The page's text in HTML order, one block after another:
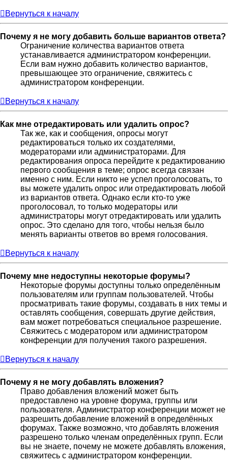
Вернуться к началу
Почему я не могу добавить больше вариантов ответа?
Ограничение количества вариантов ответа
устанавливается администратором конференции.
Если вам нужно добавить количество вариантов,
превышающее это ограничение, свяжитесь с
администратором конференции.
Вернуться к началу
Как мне отредактировать или удалить опрос?
Так же, как и сообщения, опросы могут
редактироваться только их создателями,
модераторами или администраторами. Для
редактирования опроса перейдите к редактированию
первого сообщения в теме; опрос всегда связан
именно с ним. Если никто не успел проголосовать, то
вы можете удалить опрос или отредактировать любой
из вариантов ответа. Однако если кто-то уже
проголосовал, то только модераторы или
администраторы могут отредактировать или удалить
опрос. Это сделано для того, чтобы нельзя было
менять варианты ответов во время голосования.
Вернуться к началу
Почему мне недоступны некоторые форумы?
Некоторые форумы доступны только определённым
пользователям или группам пользователей. Чтобы
просматривать такие форумы, создавать в них темы и
оставлять сообщения, совершать другие действия,
вам может потребоваться специальное разрешение.
Свяжитесь с модератором или администратором
конференции для получения такого разрешения.
Вернуться к началу
Почему я не могу добавлять вложения?
Право добавления вложений может быть
предоставлено на уровне форума, группы или
пользователя. Администратор конференции может не
разрешить добавление вложений в определённых
форумах. Также возможно, что добавлять вложения
разрешено только членам определённых групп. Если
вы не знаете, почему не можете добавлять вложения,
свяжитесь с администратором конференции.